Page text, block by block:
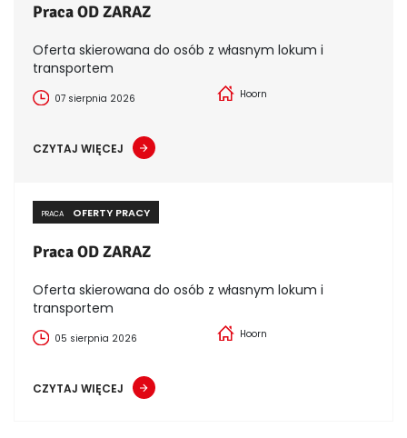
Praca OD ZARAZ
Oferta skierowana do osób z własnym lokum i
transportem
07 sierpnia 2026 Hoorn
CZYTAJ WIĘCEJ
PRACA OFERTY PRACY
Praca OD ZARAZ
Oferta skierowana do osób z własnym lokum i
transportem
05 sierpnia 2026 Hoorn
CZYTAJ WIĘCEJ